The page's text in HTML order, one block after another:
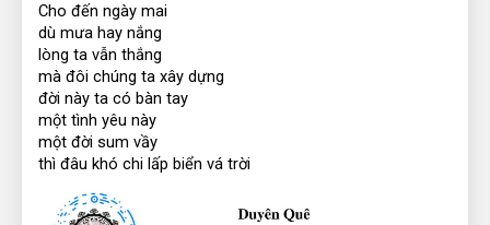
Cho đến ngày mai
dù mưa hay nắng
lòng ta vẫn thắng
mà đôi chúng ta xây dựng
đời này ta có bàn tay
một tình yêu này
một đời sum vầy
thì đâu khó chi lấp biển vá trời